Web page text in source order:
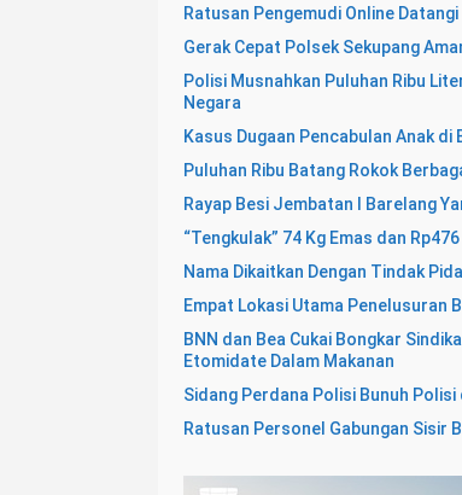
Ratusan Pengemudi Online
Gerak Cepat Polsek Sekupang
Polisi Musnahkan Puluhan Ribu
Negara
Kasus Dugaan Pencabulan Anak
Puluhan Ribu Batang Rokok
Rayap Besi Jembatan I Barelang
“Tengkulak” 74 Kg Emas dan
Nama Dikaitkan Dengan Tindak
Empat Lokasi Utama Penelusuran
BNN dan Bea Cukai Bongkar
Etomidate Dalam Makanan
Sidang Perdana Polisi Bunuh
Ratusan Personel Gabungan Sisir